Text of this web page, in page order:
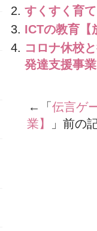
すくすく育
ICTの教育【
コロナ休校
発達支援事
←「 伝言ゲ
業】
」前